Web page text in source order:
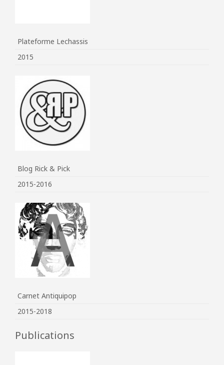
Plateforme Lechassis
2015
Blog Rick & Pick
2015-2016
Carnet Antiquipop
2015-2018
Publications